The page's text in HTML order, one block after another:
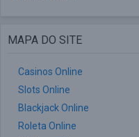
MAPA DO SITE
Casinos Online
Slots Online
Blackjack Online
Roleta Online